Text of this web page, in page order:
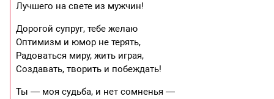
Лучшего на свете из мужчин!
Дорогой супруг, тебе желаю
Оптимизм и юмор не терять,
Радоваться миру, жить играя,
Создавать, творить и побеждать!
Ты — моя судьба, и нет сомненья —